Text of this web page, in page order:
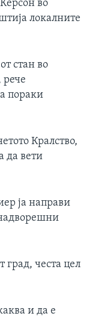
во
локалните
стан во
рече
пораки
Кралство,
да вети
ја направи
град, честа цел
и да е